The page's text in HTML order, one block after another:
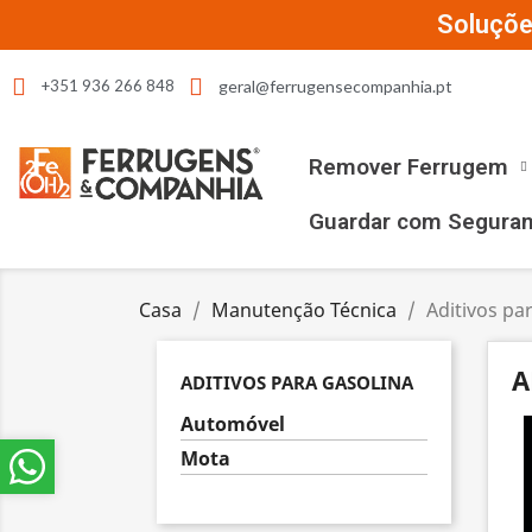
+351 936 266 848 geral@ferrugensecompanhia.pt
Remover Ferrugem
Guardar com
Casa Manutenção Técnica Aditivos
ADITIVOS PARA GASOLINA
Automóvel
Mota